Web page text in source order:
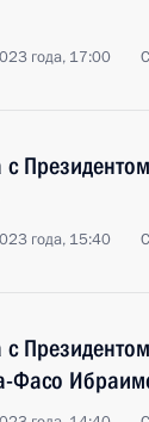
года, 17:00
с
года, 15:40
с
Фасо